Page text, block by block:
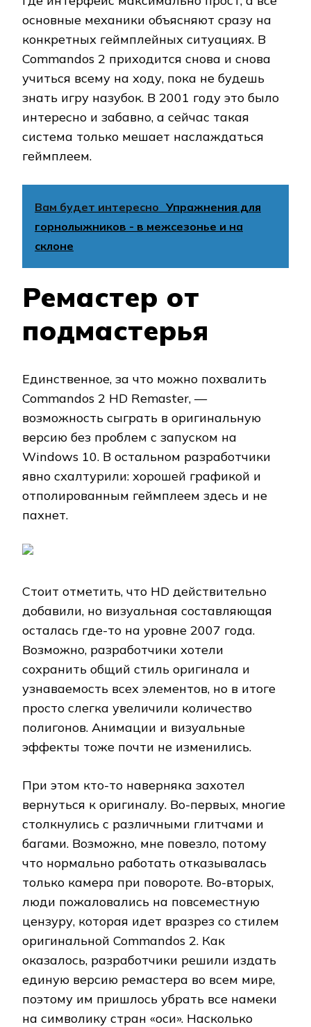
основные механики объясняют сразу на
конкретных геймплейных ситуациях. В
Commandos 2 приходится снова и снова
учиться всему на ходу, пока не будешь
знать игру назубок. В 2001 году это было
интересно и забавно, а сейчас такая
система только мешает наслаждаться
геймплеем.
Вам будет интересно Упражнения для
горнолыжников - в межсезонье и на
склоне
Ремастер от
подмастерья
Единственное, за что можно похвалить
Commandos 2 HD Remaster, —
возможность сыграть в оригинальную
версию без проблем с запуском на
Windows 10. В остальном разработчики
явно схалтурили: хорошей графикой и
отполированным геймплеем здесь и не
пахнет.
Стоит отметить, что HD действительно
добавили, но визуальная составляющая
осталась где-то на уровне 2007 года.
Возможно, разработчики хотели
сохранить общий стиль оригинала и
узнаваемость всех элементов, но в итоге
просто слегка увеличили количество
полигонов. Анимации и визуальные
эффекты тоже почти не изменились.
При этом кто-то наверняка захотел
вернуться к оригиналу. Во-первых, многие
столкнулись с различными глитчами и
багами. Возможно, мне повезло, потому
что нормально работать отказывалась
только камера при повороте. Во-вторых,
люди пожаловались на повсеместную
цензуру, которая идет вразрез со стилем
оригинальной Commandos 2. Как
оказалось, разработчики решили издать
единую версию ремастера во всем мире,
поэтому им пришлось убрать все намеки
на символику стран «оси». Насколько